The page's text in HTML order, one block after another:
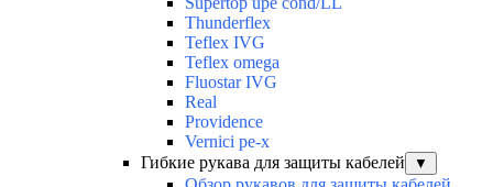
Thunderflex
Teflex IVG
Teflex omega
Fluostar IVG
Real
Providence
Vernici pe-x
Гибкие рукава для защиты кабелей
▼